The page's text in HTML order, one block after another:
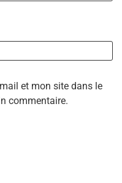
et mon site dans le
commentaire.